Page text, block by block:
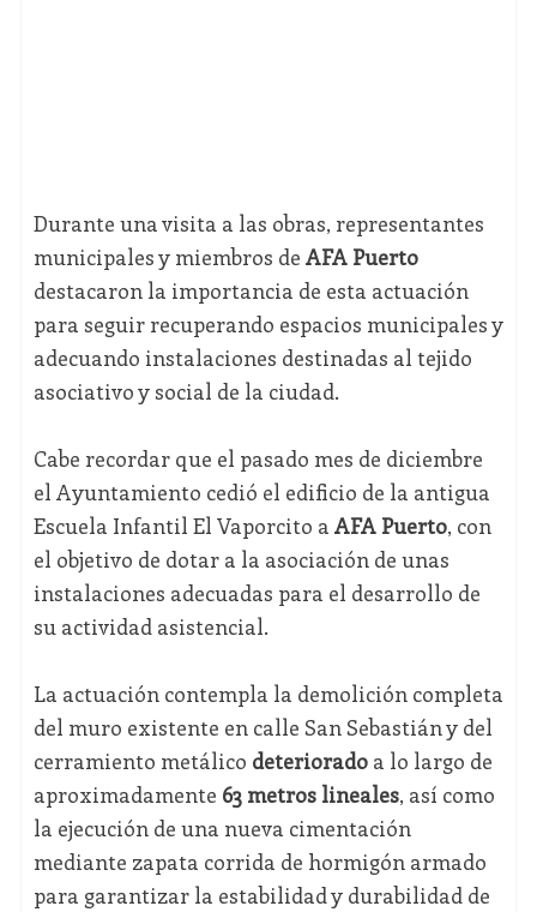
Durante una visita a las obras, representantes
municipales y miembros de AFA Puerto
destacaron la importancia de esta actuación
para seguir recuperando espacios municipales y
adecuando instalaciones destinadas al tejido
asociativo y social de la ciudad.
Cabe recordar que el pasado mes de diciembre
el Ayuntamiento cedió el edificio de la antigua
Escuela Infantil El Vaporcito a AFA Puerto, con
el objetivo de dotar a la asociación de unas
instalaciones adecuadas para el desarrollo de
su actividad asistencial.
La actuación contempla la demolición completa
del muro existente en calle San Sebastián y del
cerramiento metálico deterioradoa lo largo de
aproximadamente 63 metros lineales, así como
la ejecución de una nueva cimentación
mediante zapata corrida de hormigón armado
para garantizar la estabilidad y durabilidad de